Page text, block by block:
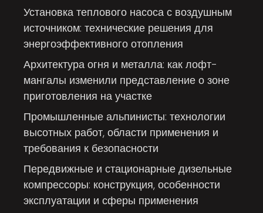
Установка теплового насоса с воздушным
источником: технические решения для
энергоэффективного отопления
Архитектура огня и металла: как лофт-
мангалы изменили представление о зоне
приготовления на участке
Промышленные альпинисты: технологии
высотных работ, области применения и
требования к безопасности
Передвижные и стационарные дизельные
компрессоры: конструкция, особенности
эксплуатации и сферы применения